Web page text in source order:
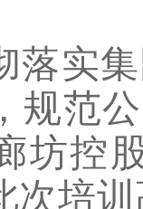
落实
规范
坊控
次培